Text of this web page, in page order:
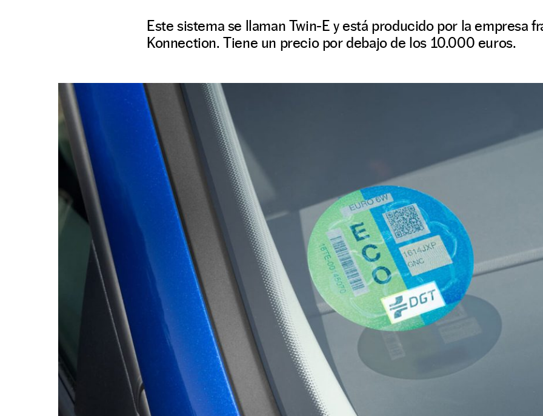
Este sistema se llaman Twin-E y está producido por la empresa
Konnection. Tiene un precio por debajo de los 10.000 euros.